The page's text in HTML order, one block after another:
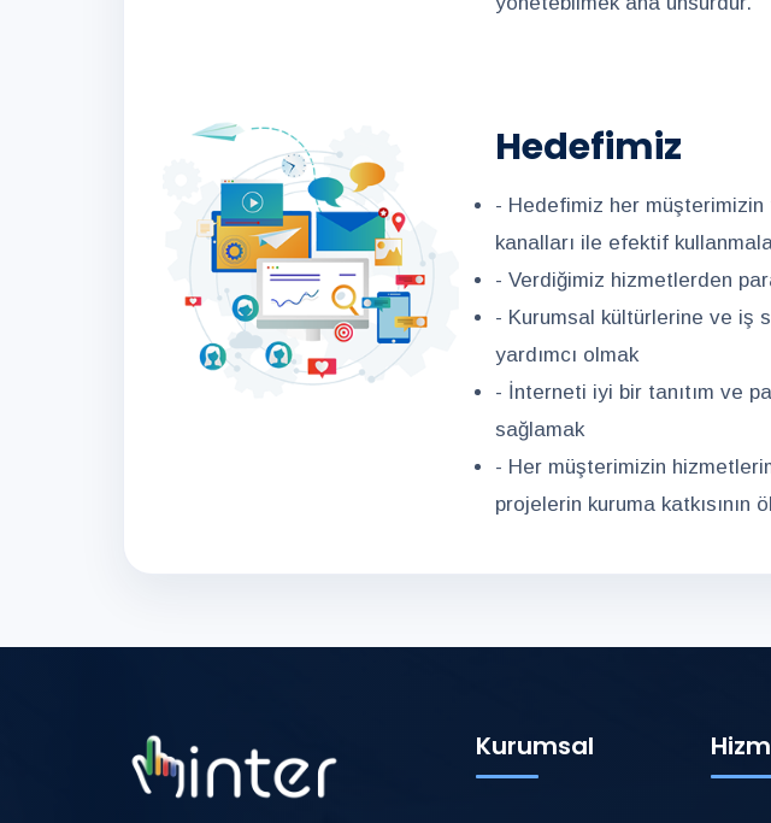
Hedefimiz
- Hedefimiz her
kanalları ile efektif
- Verdiğimiz hizmetlerden
- Kurumsal kültürlerine ve iş
yardımcı olmak
- İnterneti iyi bir tanıtım ve
sağlamak
- Her müşterimizin
projelerin kuruma katkısının
Kurumsal